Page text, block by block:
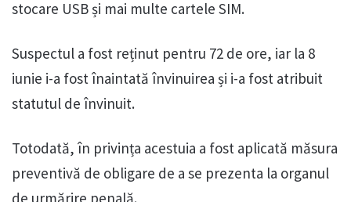
stocare USB și mai multe cartele SIM.
Suspectul a fost reținut pentru 72 de ore, iar la 8
iunie i-a fost înaintată învinuirea și i-a fost atribuit
statutul de învinuit.
Totodată, în privința acestuia a fost aplicată măsura
preventivă de obligare de a se prezenta la organul
de urmărire penală.